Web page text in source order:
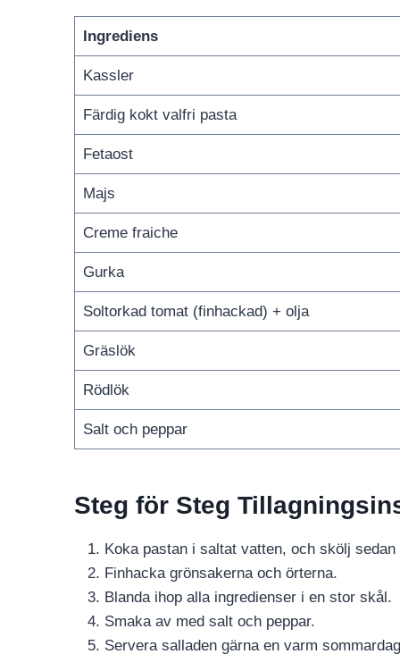
Ingrediens
Kassler
Färdig kokt valfri pasta
Fetaost
Majs
Creme fraiche
Gurka
Soltorkad tomat (finhackad) + olja
Gräslök
Rödlök
Salt och peppar
Steg för Steg
Koka pastan i saltat vatten, och skölj
Finhacka grönsakerna och örterna.
Blanda ihop alla ingredienser i en stor skål.
Smaka av med salt och peppar.
Servera salladen gärna en varm